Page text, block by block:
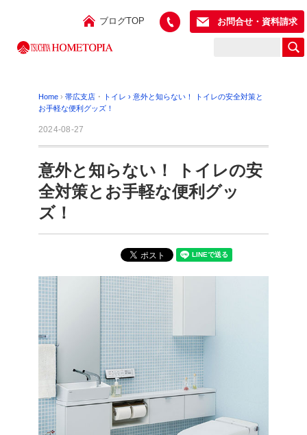
ブログTOP お問合せ・資料請求
Home › 帯広支店 ･ トイレ › 意外と知らない！ トイレの安全対策と
お手軽な便利グッズ！
2024-08-27
意外と知らない！ トイレの安
全対策とお手軽な便利グッ
ズ！